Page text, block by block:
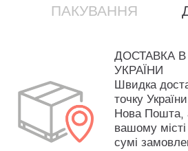
ПАКУВАННЯ
ДОСТАВКА
УКРАЇНИ
Швидка
точку
Нова Пошта,
вашому
сумі